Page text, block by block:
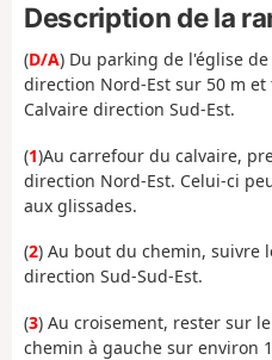
Description de la
(D/A) Du parking de l'église de
direction Nord-Est sur 50 m
Calvaire direction Sud-Est.
(1)Au carrefour du calvaire,
direction Nord-Est. Celui-ci
aux glissades.
(2) Au bout du chemin, suivre
direction Sud-Sud-Est.
(3) Au croisement, rester sur le
chemin à gauche sur environ